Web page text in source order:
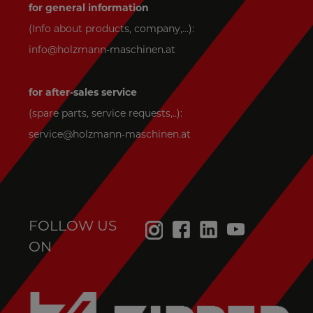
for general information
(Info about products, company,...):
info@holzmann-maschinen.at
for after-sales service
(spare parts, service requests,..):
service@holzmann-maschinen.at
FOLLOW US
ON